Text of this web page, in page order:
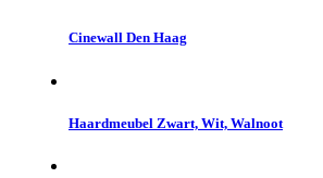
Cinewall Den Haag
Haardmeubel Zwart, Wit, Walnoot